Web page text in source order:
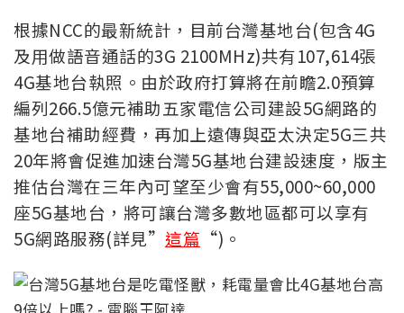
根據NCC的最新統計，目前台灣基地台(包含4G
及用做語音通話的3G 2100MHz)共有107,614張
4G基地台執照。由於政府打算將在前瞻2.0預算
編列266.5億元補助五家電信公司建設5G網路的
基地台補助經費，再加上遠傳與亞太決定5G三共
20年將會促進加速台灣5G基地台建設速度，版主
推估台灣在三年內可望至少會有55,000~60,000
座5G基地台，將可讓台灣多數地區都可以享有
5G網路服務(詳見” 這篇 “)。